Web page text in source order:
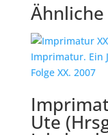
Ute